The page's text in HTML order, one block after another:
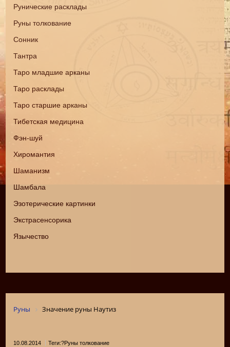
Рунические расклады
Руны толкование
Сонник
Тантра
Таро младшие арканы
Таро расклады
Таро старшие арканы
Тибетская медицина
Фэн-шуй
Хиромантия
Шаманизм
Шамбала
Эзотерические картинки
Экстрасенсорика
Язычество
Руны Значение руны Наутиз
10.08.2014 Теги:?Руны толкование